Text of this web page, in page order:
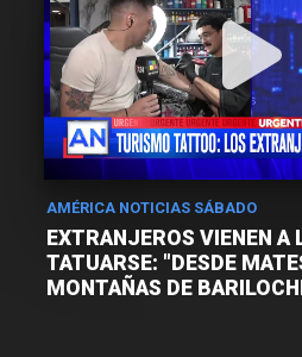
AMÉRICA NOTICIAS SÁBADO
EXTRANJEROS VIENEN A
TATUARSE: "DESDE
MONTAÑAS DE